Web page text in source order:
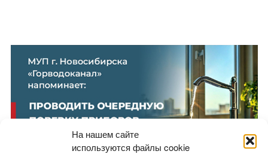
На нашем сайте
используются файлы cookie